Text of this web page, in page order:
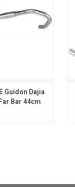
Guidon Dajia
Bar 44cm